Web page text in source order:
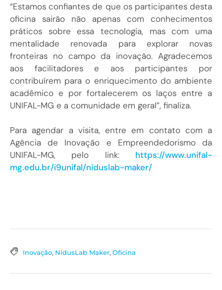
“Estamos confiantes de que os participantes desta
oficina sairão não apenas com conhecimentos
práticos sobre essa tecnologia, mas com uma
mentalidade renovada para explorar novas
fronteiras no campo da inovação. Agradecemos
aos facilitadores e aos participantes por
contribuírem para o enriquecimento do ambiente
acadêmico e por fortalecerem os laços entre a
UNIFAL-MG e a comunidade em geral”, finaliza.
Para agendar a visita, entre em contato com a
Agência de Inovação e Empreendedorismo da
UNIFAL-MG, pelo link: https://www.unifal-
mg.edu.br/i9unifal/niduslab-maker/
Inovação, NidusLab Maker, Oficina